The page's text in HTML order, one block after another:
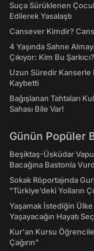
Suça Sürüklenen
Edilerek Yasalaştı
Cansever Kimdir?
4 Yaşında Sahne
Çıkıyor: Kim Bu Şarkıcı?
Uzun Süredir Kanserle
Kaybetti
Bağışlanan Tahtaları
Sahası Bile Var!
Günün Popüler
Beşiktaş-Üsküdar
Bacağına Bastonla
Sokak Röportajında
"Türkiye’deki Yolların
Yaşamak İstediğin
Yaşayacağın Hayatı
Kur'an Kursu
Çağırın"